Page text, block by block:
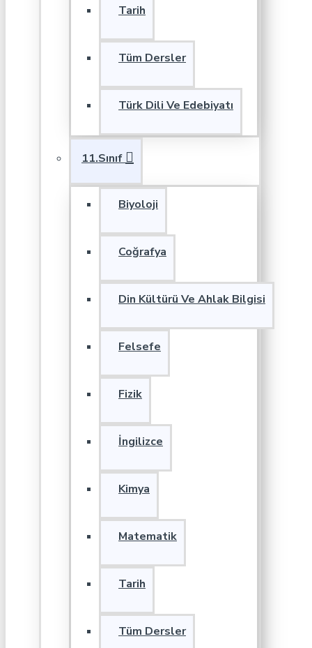
Tarih
Tüm Dersler
Türk Dili Ve Edebiyatı
11.Sınıf
Biyoloji
Coğrafya
Din Kültürü Ve Ahlak Bilgisi
Felsefe
Fizik
İngilizce
Kimya
Matematik
Tarih
Tüm Dersler